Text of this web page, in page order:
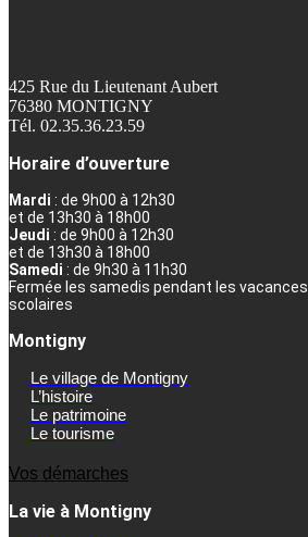
425 Rue du Lieutenant Aubert
76380 MONTIGNY
Tél. 02.35.36.23.59
Horaire d’ouverture
Mardi : de 9h00 à 12h30
et de 13h30 à 18h00
Jeudi : de 9h00 à 12h30
et de 13h30 à 18h00
Samedi : de 9h30 à 11h30
Fermée les samedis pendant les vacances
scolaires
Montigny
Le village de Montigny
L’histoire
Le patrimoine
Le tourisme
Vos démarches
La vie à Montigny